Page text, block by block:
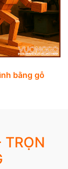
bằng gỗ
TRỌN